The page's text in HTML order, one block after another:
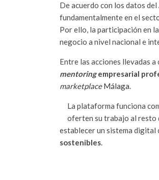
De acuerdo con los datos
fundamentalmente en el
Por ello, la participación en
negocio a nivel nacional e
Entre las acciones llevadas
mentoringempresarial
marketplaceMálaga.
La plataforma funciona
oferten su trabajo al resto
establecer un sistema digital
sostenibles.